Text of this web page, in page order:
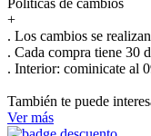
+
. Los cambios se
. Cada compra tiene 30
. Interior: cominicate al
También te puede
Ver más